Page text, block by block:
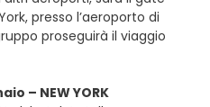
presso l’aeroporto di
proseguirà il viaggio
– NEW YORK